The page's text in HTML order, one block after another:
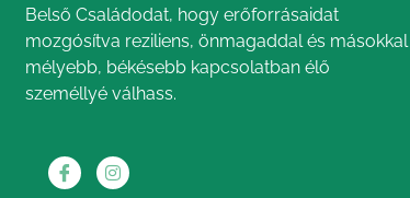
Belső Családodat, hogy erőforrásaidat
mozgósítva reziliens, önmagaddal és másokkal
mélyebb, békésebb kapcsolatban élő
személlyé válhass.